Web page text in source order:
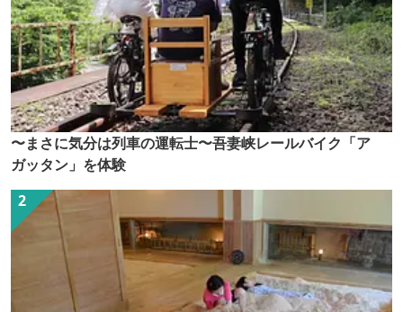
〜まさに気分は列車の運転士〜吾妻峡レールバイク「ア
ガッタン」を体験